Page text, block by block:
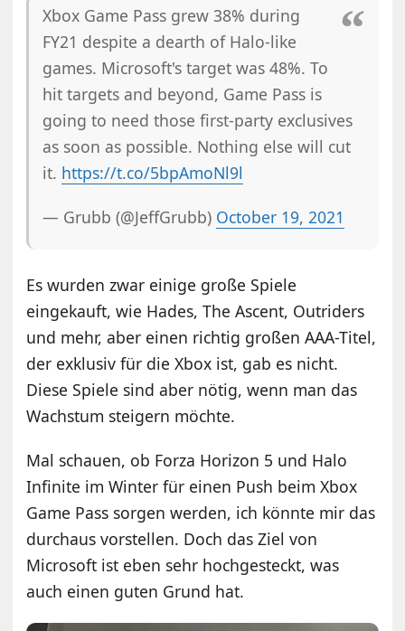
Xbox Game Pass grew 38% during
FY21 despite a dearth of Halo-like
games. Microsoft's target was 48%. To
hit targets and beyond, Game Pass is
going to need those first-party exclusives
as soon as possible. Nothing else will cut
it. https://t.co/5bpAmoNl9l
— Grubb (@JeffGrubb) October 19, 2021
Es wurden zwar einige große Spiele
eingekauft, wie Hades, The Ascent, Outriders
und mehr, aber einen richtig großen AAA-Titel,
der exklusiv für die Xbox ist, gab es nicht.
Diese Spiele sind aber nötig, wenn man das
Wachstum steigern möchte.
Mal schauen, ob Forza Horizon 5 und Halo
Infinite im Winter für einen Push beim Xbox
Game Pass sorgen werden, ich könnte mir das
durchaus vorstellen. Doch das Ziel von
Microsoft ist eben sehr hochgesteckt, was
auch einen guten Grund hat.